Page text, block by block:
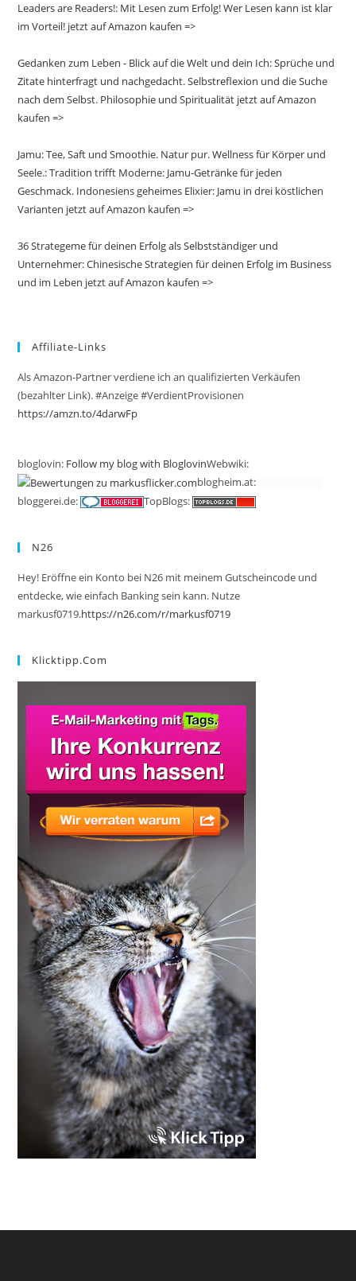
Leaders are Readers!: Mit Lesen zum Erfolg! Wer Lesen kann ist klar
im Vorteil! jetzt auf Amazon kaufen =>
Gedanken zum Leben - Blick auf die Welt und dein Ich: Sprüche und
Zitate hinterfragt und nachgedacht. Selbstreflexion und die Suche
nach dem Selbst. Philosophie und Spiritualität jetzt auf Amazon
kaufen =>
Jamu: Tee, Saft und Smoothie. Natur pur. Wellness für Körper und
Seele.: Tradition trifft Moderne: Jamu-Getränke für jeden
Geschmack. Indonesiens geheimes Elixier: Jamu in drei köstlichen
Varianten jetzt auf Amazon kaufen =>
36 Strategeme für deinen Erfolg als Selbstständiger und
Unternehmer: Chinesische Strategien für deinen Erfolg im Business
und im Leben jetzt auf Amazon kaufen =>
Affiliate-Links
Als Amazon-Partner verdiene ich an qualifizierten Verkäufen
(bezahlter Link). #Anzeige #VerdientProvisionen
https://amzn.to/4darwFp
bloglovin: Follow my blog with BloglovinWebwiki:
blogheim.at:
bloggerei.de:
TopBlogs:
N26
Hey! Eröffne ein Konto bei N26 mit meinem Gutscheincode und
entdecke, wie einfach Banking sein kann. Nutze
markusf0719.https://n26.com/r/markusf0719
Klicktipp.com